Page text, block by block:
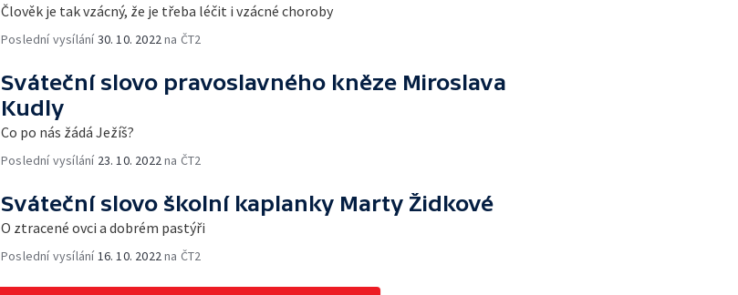
Člověk je tak vzácný, že je třeba léčit i vzácné choroby
Poslední vysílání30. 10. 2022na ČT2
Sváteční slovo pravoslavného kněze Miroslava
Kudly
Co po nás žádá Ježíš?
Poslední vysílání 23. 10. 2022na ČT2
Sváteční slovo školní kaplanky Marty Židkové
O ztracené ovci a dobrém pastýři
Poslední vysílání16. 10. 2022na ČT2